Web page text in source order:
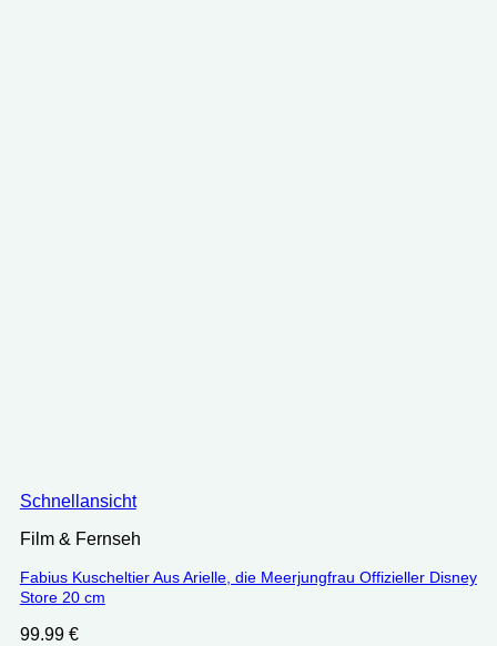
Schnellansicht
Film & Fernseh
Fabius Kuscheltier Aus Arielle, die Meerjungfrau Offizieller Disney
Store 20 cm
99.99 €